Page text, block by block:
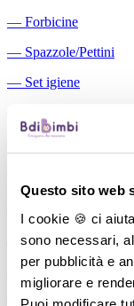
Questo sito web
I cookie 🍪 ci
sono necessari,
per pubblicità e
migliorare e
― Forbicine
― Spazzole/Pettini
― Set igiene
Aspiratori nasali
―
Cuscini allattamento
―Biberon
―
Tettarelle
―Succhietti